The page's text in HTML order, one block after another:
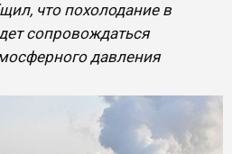
что похолодание в
сопровождаться
давления